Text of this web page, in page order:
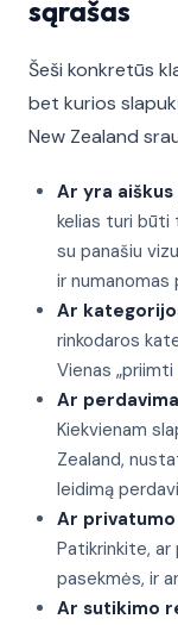
sąrašas
Šeši konkretūs
bet kurios
New Zealand
Ar yra
kelias turi būti
su panašiu
ir numanomas
Ar
rinkodaros
Vienas
Ar
Kiekvienam
Zealand,
leidimą
Ar privatumo
Patikrinkite, ar
pasekmės, ir
Ar sutikimo